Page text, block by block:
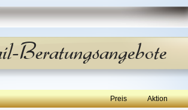
Preis
Aktion